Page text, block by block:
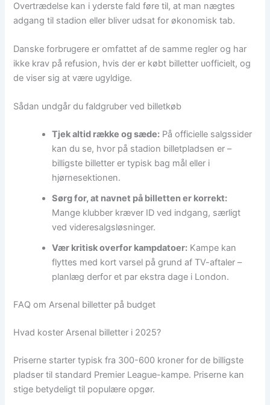
Overtrædelse kan i yderste fald føre til, at man nægtes
adgang til stadion eller bliver udsat for økonomisk tab.
Danske forbrugere er omfattet af de samme regler og har
ikke krav på refusion, hvis der er købt billetter uofficielt, og
de viser sig at være ugyldige.
Sådan undgår du faldgruber ved billetkøb
Tjek altid række og sæde: På officielle salgssider
kan du se, hvor på stadion billetpladsen er –
billigste billetter er typisk bag mål eller i
hjørnesektionen.
Sørg for, at navnet på billetten er korrekt:
Mange klubber kræver ID ved indgang, særligt
ved videresalgsløsninger.
Vær kritisk overfor kampdatoer: Kampe kan
flyttes med kort varsel på grund af TV-aftaler –
planlæg derfor et par ekstra dage i London.
FAQ om Arsenal billetter på budget
Hvad koster Arsenal billetter i 2025?
Priserne starter typisk fra 300-600 kroner for de billigste
pladser til standard Premier League-kampe. Priserne kan
stige betydeligt til populære opgør.